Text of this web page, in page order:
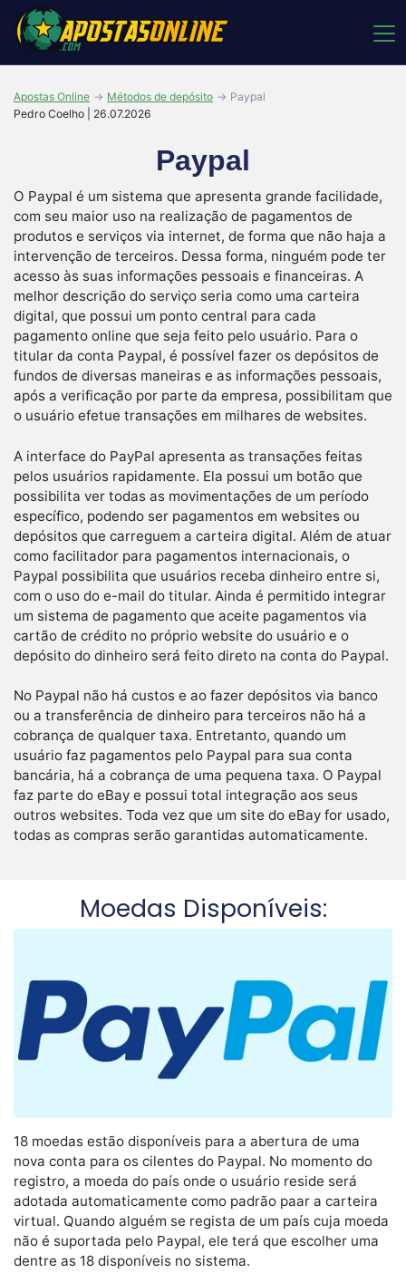
Pedro Coelho | 26.07.2026
Apostas Online Métodos de depósito Paypal
Paypal
O Paypal é um sistema que apresenta grande facilidade,
com seu maior uso na realização de pagamentos de
produtos e serviços via internet, de forma que não haja a
intervenção de terceiros. Dessa forma, ninguém pode ter
acesso às suas informações pessoais e financeiras. A
melhor descrição do serviço seria como uma carteira
digital, que possui um ponto central para cada
pagamento online que seja feito pelo usuário. Para o
titular da conta Paypal, é possível fazer os depósitos de
fundos de diversas maneiras e as informações pessoais,
após a verificação por parte da empresa, possibilitam que
o usuário efetue transações em milhares de websites.
A interface do PayPal apresenta as transações feitas
pelos usuários rapidamente. Ela possui um botão que
possibilita ver todas as movimentações de um período
específico, podendo ser pagamentos em websites ou
depósitos que carreguem a carteira digital. Além de atuar
como facilitador para pagamentos internacionais, o
Paypal possibilita que usuários receba dinheiro entre si,
com o uso do e-mail do titular. Ainda é permitido integrar
um sistema de pagamento que aceite pagamentos via
cartão de crédito no próprio website do usuário e o
depósito do dinheiro será feito direto na conta do Paypal.
No Paypal não há custos e ao fazer depósitos via banco
ou a transferência de dinheiro para terceiros não há a
cobrança de qualquer taxa. Entretanto, quando um
usuário faz pagamentos pelo Paypal para sua conta
bancária, há a cobrança de uma pequena taxa. O Paypal
faz parte do eBay e possui total integração aos seus
outros websites. Toda vez que um site do eBay for usado,
todas as compras serão garantidas automaticamente.
Moedas Disponíveis:
18 moedas estão disponíveis para a abertura de uma
nova conta para os cilentes do Paypal. No momento do
registro, a moeda do país onde o usuário reside será
adotada automaticamente como padrão paar a carteira
virtual. Quando alguém se regista de um país cuja moeda
não é suportada pelo Paypal, ele terá que escolher uma
dentre as 18 disponíveis no sistema.